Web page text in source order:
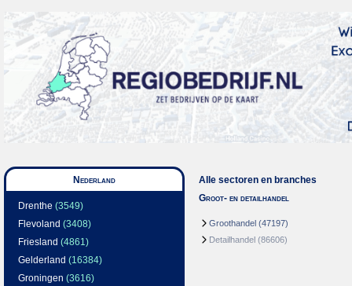
Nederland
Drenthe (3549)
Flevoland (3408)
Friesland (4861)
Gelderland (16384)
Groningen (3616)
Alle sectoren en branches
Groot- en detailhandel
Groothandel (47197)
Detailhandel (86606)